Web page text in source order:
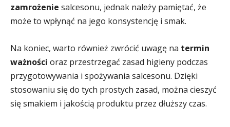
zamrożenie salcesonu, jednak należy pamiętać, że
może to wpłynąć na jego konsystencję i smak.
Na koniec, warto również zwrócić uwagę na termin
ważności oraz przestrzegać zasad higieny podczas
przygotowywania i spożywania salcesonu. Dzięki
stosowaniu się do tych prostych zasad, można cieszyć
się smakiem i jakością produktu przez dłuższy czas.